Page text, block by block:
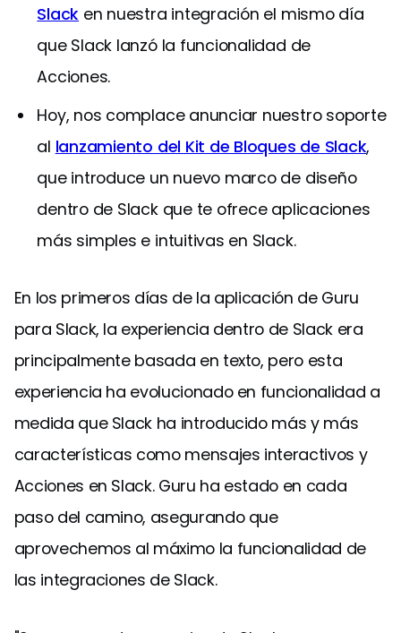
Slack en nuestra integración el mismo día
que Slack lanzó la funcionalidad de
Acciones.
Hoy, nos complace anunciar nuestro soporte
al lanzamiento del Kit de Bloques de Slack,
que introduce un nuevo marco de diseño
dentro de Slack que te ofrece aplicaciones
más simples e intuitivas en Slack.
En los primeros días de la aplicación de Guru
para Slack, la experiencia dentro de Slack era
principalmente basada en texto, pero esta
experiencia ha evolucionado en funcionalidad a
medida que Slack ha introducido más y más
características como mensajes interactivos y
Acciones en Slack. Guru ha estado en cada
paso del camino, asegurando que
aprovechemos al máximo la funcionalidad de
las integraciones de Slack.